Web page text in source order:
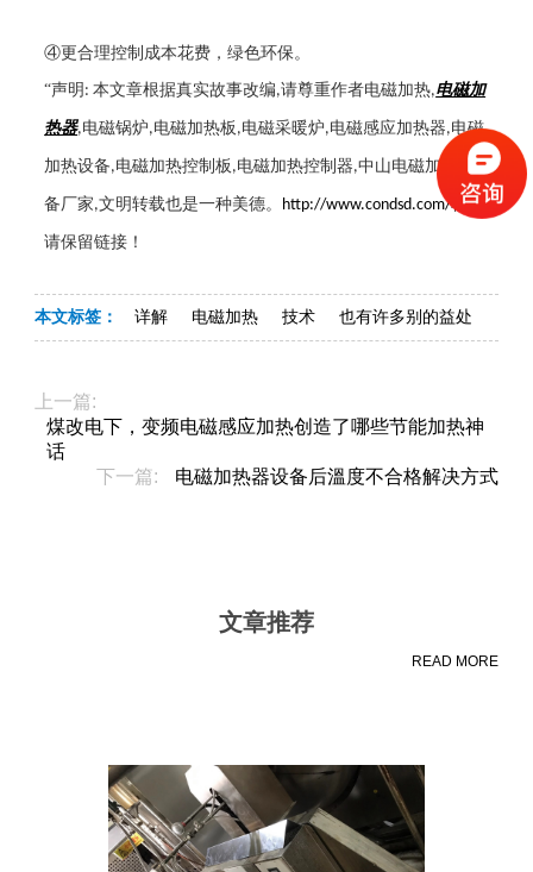
④更合理控制成本花费，绿色环保。
“声明 :本文章根据真实故事改编,请尊重作者电磁加热,电磁加
热器,电磁锅炉,电磁加热板 ,电磁采暖炉,电磁感应加热器,电磁
加热设备,电磁加热控制板 ,电磁加热控制器,中山电磁加热设
备厂家,文明转载也是一种美德。 http://www.condsd.com/转载
请保留链接！
本文标签： 详解 电磁加热 技术 也有许多别的益处
上一篇:
煤改电下，变频电磁感应加热创造了哪些节能加热神
话
下一篇:
电磁加热器设备后溫度不合格解决方式
文章推荐
READ MORE